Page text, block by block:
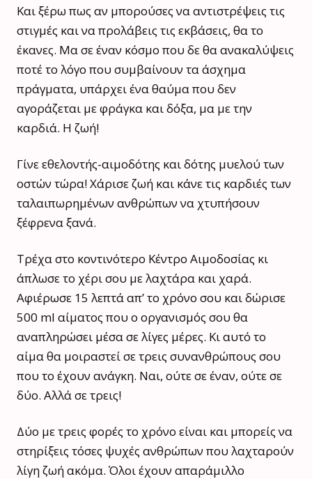
Και ξέρω πως αν μπορούσες να αντιστρέψεις τις
στιγμές και να προλάβεις τις εκβάσεις, θα το
έκανες. Μα σε έναν κόσμο που δε θα ανακαλύψεις
ποτέ το λόγο που συμβαίνουν τα άσχημα
πράγματα, υπάρχει ένα θαύμα που δεν
αγοράζεται με φράγκα και δόξα, μα με την
καρδιά. Η ζωή!
Γίνε εθελοντής-αιμοδότης και δότης μυελού των
οστών τώρα! Χάρισε ζωή και κάνε τις καρδιές των
ταλαιπωρημένων ανθρώπων να χτυπήσουν
ξέφρενα ξανά.
Τρέχα στο κοντινότερο Κέντρο Αιμοδοσίας κι
άπλωσε το χέρι σου με λαχτάρα και χαρά.
Αφιέρωσε 15 λεπτά απ’ το χρόνο σου και δώρισε
500 ml αίματος που ο οργανισμός σου θα
αναπληρώσει μέσα σε λίγες μέρες. Κι αυτό το
αίμα θα μοιραστεί σε τρεις συνανθρώπους σου
που το έχουν ανάγκη. Ναι, ούτε σε έναν, ούτε σε
δύο. Αλλά σε τρεις!
Δύο με τρεις φορές το χρόνο είναι και μπορείς να
στηρίξεις τόσες ψυχές ανθρώπων που λαχταρούν
λίγη ζωή ακόμα. Όλοι έχουν απαράμιλλο